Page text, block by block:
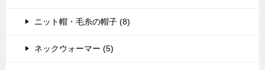
ニット帽・毛糸の帽子 (8)
ネックウォーマー (5)